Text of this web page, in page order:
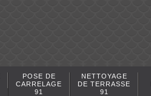
POSE DE
CARRELAGE
91
NETTOYAGE
DE TERRASSE
91